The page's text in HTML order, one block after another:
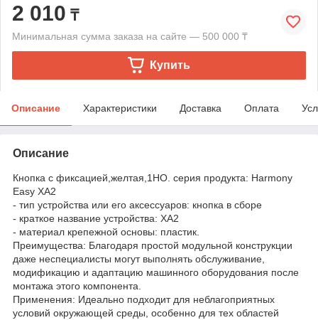
2 010 ₸
Минимальная сумма заказа на сайте — 500 000 ₸
Купить
Описание Характеристики Доставка Оплата
Описание
Кнопка с фиксацией,желтая,1НO. серия продукта: Harmony
Easy XA2
- тип устройства или его аксессуаров: кнопка в сборе
- краткое название устройства: XA2
- материал крепежной основы: пластик.
Преимущества: Благодаря простой модульной конструкции
даже неспециалисты могут выполнять обслуживание,
модификацию и адаптацию машинного оборудования после
монтажа этого компонента.
Применения: Идеально подходит для неблагоприятных
условий окружающей среды, особенно для тех областей